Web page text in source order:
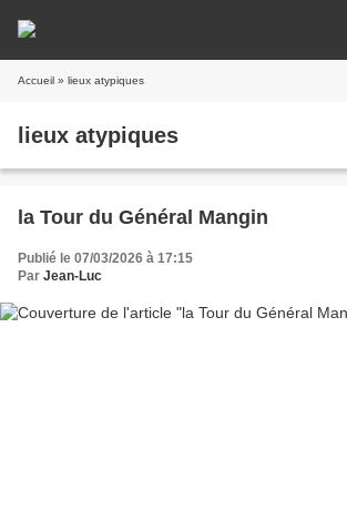
Accueil » lieux atypiques
lieux atypiques
la Tour du Général Mangin
Publié le 07/03/2026 à 17:15
Par Jean-Luc